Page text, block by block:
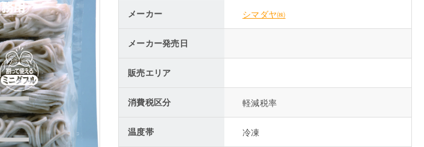
メーカー シマダヤ㈱
メーカー発売日
販売エリア
消費税区分 軽減税率
温度帯 冷凍